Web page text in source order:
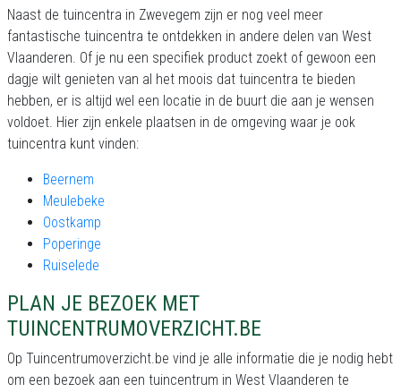
Naast de tuincentra in Zwevegem zijn er nog veel meer
fantastische tuincentra te ontdekken in andere delen van West
Vlaanderen. Of je nu een specifiek product zoekt of gewoon een
dagje wilt genieten van al het moois dat tuincentra te bieden
hebben, er is altijd wel een locatie in de buurt die aan je wensen
voldoet. Hier zijn enkele plaatsen in de omgeving waar je ook
tuincentra kunt vinden:
Beernem
Meulebeke
Oostkamp
Poperinge
Ruiselede
PLAN JE BEZOEK MET
TUINCENTRUMOVERZICHT.BE
Op Tuincentrumoverzicht.be vind je alle informatie die je nodig hebt
om een bezoek aan een tuincentrum in West Vlaanderen te